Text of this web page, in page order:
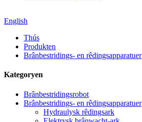
English
Thús
Produkten
Brânbestridings- en rêdingsapparatuer
Kategoryen
Brânbestridingsrobot
Brânbestridings- en rêdingsapparatuer
Hydraulysk rêdingsark